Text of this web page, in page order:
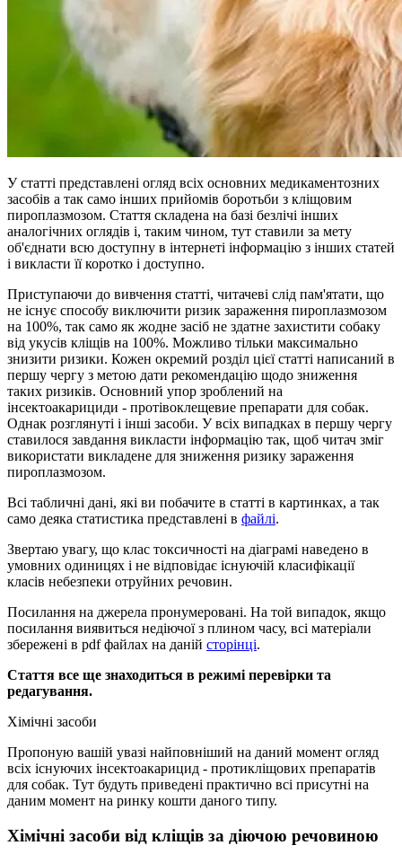
У статті представлені огляд всіх основних медикаментозних
засобів а так само інших прийомів боротьби з кліщовим
пироплазмозом. Стаття складена на базі безлічі інших
аналогічних оглядів і, таким чином, тут ставили за мету
об'єднати всю доступну в інтернеті інформацію з інших статей
і викласти її коротко і доступно.
Приступаючи до вивчення статті, читачеві слід пам'ятати, що
не існує способу виключити ризик зараження пироплазмозом
на 100%, так само як жодне засіб не здатне захистити собаку
від укусів кліщів на 100%. Можливо тільки максимально
знизити ризики. Кожен окремий розділ цієї статті написаний в
першу чергу з метою дати рекомендацію щодо зниження
таких ризиків. Основний упор зроблений на
інсектоакарициди - протівоклещевие препарати для собак.
Однак розглянуті і інші засоби. У всіх випадках в першу чергу
ставилося завдання викласти інформацію так, щоб читач зміг
використати викладене для зниження ризику зараження
пироплазмозом.
Всі табличні дані, які ви побачите в статті в картинках, а так
само деяка статистика представлені в файлі.
Звертаю увагу, що клас токсичності на діаграмі наведено в
умовних одиницях і не відповідає існуючій класифікації
класів небезпеки отруйних речовин.
Посилання на джерела пронумеровані. На той випадок, якщо
посилання виявиться недіючої з плином часу, всі матеріали
збережені в pdf файлах на даній сторінці.
Стаття все ще знаходиться в режимі перевірки та
редагування.
Хімічні засоби
Пропоную вашій увазі найповніший на даний момент огляд
всіх існуючих інсектоакарицид - протикліщових препаратів
для собак. Тут будуть приведені практично всі присутні на
даним момент на ринку кошти даного типу.
Хімічні засоби від кліщів за діючою речовиною